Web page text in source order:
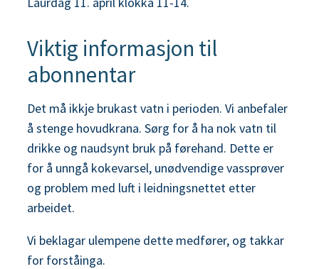
Viktig informasjon til
abonnentar
Det må ikkje brukast vatn i perioden. Vi anbefaler
å stenge hovudkrana. Sørg for å ha nok vatn til
drikke og naudsynt bruk på førehand. Dette er
for å unngå kokevarsel, unødvendige vassprøver
og problem med luft i leidningsnettet etter
arbeidet.
Vi beklagar ulempene dette medfører, og takkar
for forståinga.